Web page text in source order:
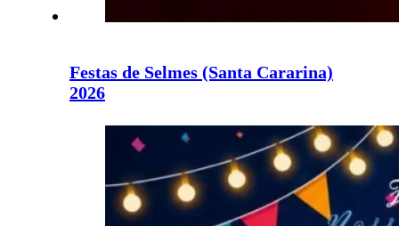
Festas de Selmes (Santa Cararina)
2026